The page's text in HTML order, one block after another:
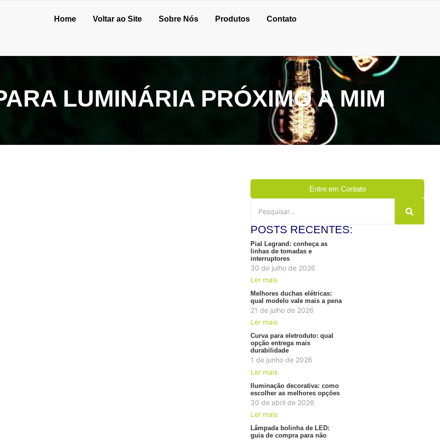
Home Voltar ao Site Sobre Nós Produtos Contato
LUMINÁRIA PRÓXIMO A MIM
Entre em Contato
POSTS RECENTES:
Pial Legrand: conheça as
linhas de tomadas e
interruptores
30 de julho de 2026
Ler mais
Melhores duchas elétricas:
qual modelo vale mais a pena
21 de julho de 2026
Ler mais
Curva para eletroduto: qual
opção entrega mais
durabilidade
1 de junho de 2026
Ler mais
Iluminação decorativa: como
escolher as melhores opções
30 de abril de 2026
Ler mais
Lâmpada bolinha de LED:
guia de compra para não